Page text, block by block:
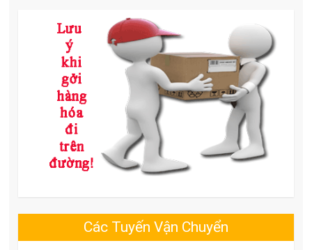
Các Tuyến Vận Chuyển